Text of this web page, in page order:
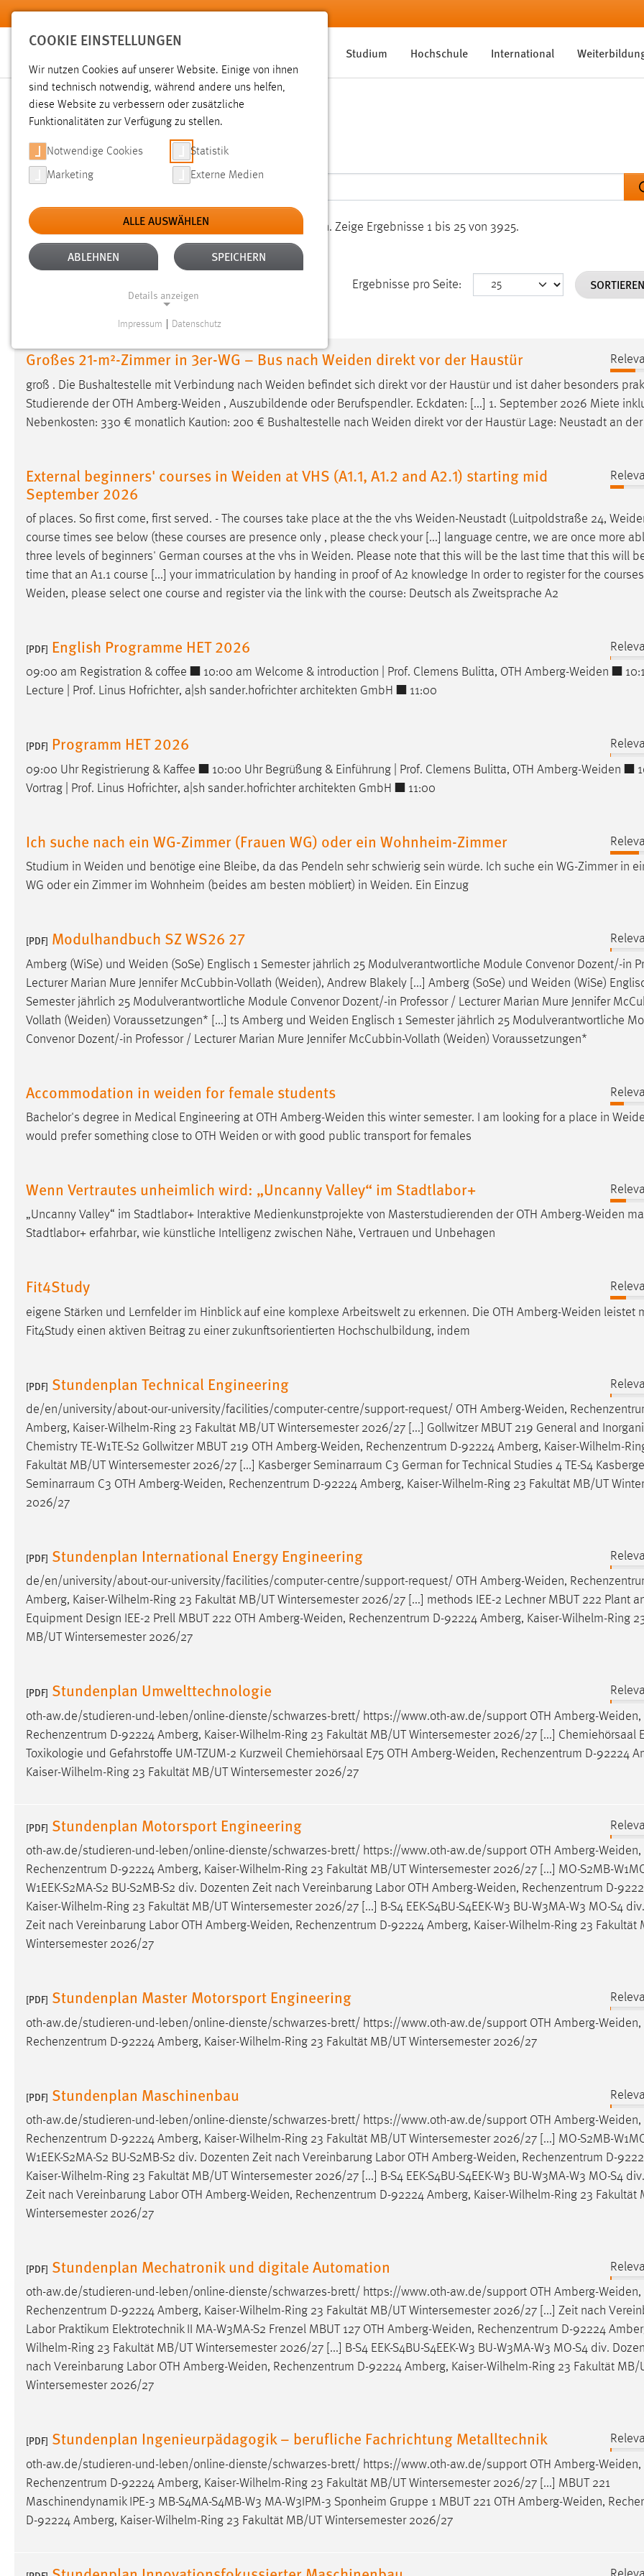
Zum Hauptinhalt springen
Studium Hochschule International
SUCHE
Gesucht nach "weide".Es wurden 3925 Ergebnisse gefunden. Zeige Ergebnisse 1 bis 25 von 3925.
Ergebnisse pro Seite:
Großes 21-m²-Zimmer in 3er-WG – Bus nach Weiden direkt vor der Haustür
groß . Die Bushaltestelle mit Verbindung nach Weiden befindet sich direkt vor der Haustür und ist daher besonders
Studierende der OTH Amberg-Weiden , Auszubildende oder Berufspendler. Eckdaten: [...] 1. September 2026 Miete
Nebenkosten: 330 € monatlich Kaution: 200 € Bushaltestelle nach Weiden direkt vor der Haustür Lage: Neustadt an
External beginners' courses in Weiden at VHS (A1.1, A1.2 and A2.1) starting mid
September 2026
of places. So first come, first served. - The courses take place at the the vhs Weiden-Neustadt (Luitpoldstraße 24,
course times see below (these courses are presence only , please check your [...] language centre, we are once more
three levels of beginners' German courses at the vhs in Weiden. Please note that this will be the last time that this will
time that an A1.1 course [...] your immatriculation by handing in proof of A2 knowledge In order to register for the
Weiden, please select one course and register via the link with the course: Deutsch als Zweitsprache A2
[PDF] English Programme HET 2026
09:00 am Registration & coffee ■ 10:00 am Welcome & introduction | Prof. Clemens Bulitta, OTH Amberg-Weiden ■
Lecture | Prof. Linus Hofrichter, a|sh sander.hofrichter architekten GmbH ■ 11:00
[PDF] Programm HET 2026
09:00 Uhr Registrierung & Kaffee ■ 10:00 Uhr Begrüßung & Einführung | Prof. Clemens Bulitta, OTH Amberg-Weiden ■
Vortrag | Prof. Linus Hofrichter, a|sh sander.hofrichter architekten GmbH ■ 11:00
Ich suche nach ein WG-Zimmer (Frauen WG) oder ein Wohnheim-Zimmer
Studium in Weiden und benötige eine Bleibe, da das Pendeln sehr schwierig sein würde. Ich suche ein WG-Zimmer in
WG oder ein Zimmer im Wohnheim (beides am besten möbliert) in Weiden. Ein Einzug
[PDF] Modulhandbuch SZ WS26 27
Amberg (WiSe) und Weiden (SoSe) Englisch 1 Semester jährlich 25 Modulverantwortliche Module Convenor Dozent/-in
Lecturer Marian Mure Jennifer McCubbin-Vollath (Weiden), Andrew Blakely [...] Amberg (SoSe) und Weiden (WiSe)
Semester jährlich 25 Modulverantwortliche Module Convenor Dozent/-in Professor / Lecturer Marian Mure Jennifer
Vollath (Weiden) Voraussetzungen* [...] ts Amberg und Weiden Englisch 1 Semester jährlich 25 Modulverantwortliche
Convenor Dozent/-in Professor / Lecturer Marian Mure Jennifer McCubbin-Vollath (Weiden) Voraussetzungen*
Accommodation in weiden for female students
Bachelor's degree in Medical Engineering at OTH Amberg-Weiden this winter semester. I am looking for a place in
would prefer something close to OTH Weiden or with good public transport for females
Wenn Vertrautes unheimlich wird: „Uncanny Valley“ im Stadtlabor+
„Uncanny Valley“ im Stadtlabor+ Interaktive Medienkunstprojekte von Masterstudierenden der OTH Amberg-Weiden
Stadtlabor+ erfahrbar, wie künstliche Intelligenz zwischen Nähe, Vertrauen und Unbehagen
Fit4Study
eigene Stärken und Lernfelder im Hinblick auf eine komplexe Arbeitswelt zu erkennen. Die OTH Amberg-Weiden leistet
Fit4Study einen aktiven Beitrag zu einer zukunftsorientierten Hochschulbildung, indem
[PDF] Stundenplan Technical Engineering
de/en/university/about-our-university/facilities/computer-centre/support-request/ OTH Amberg-Weiden,
Amberg, Kaiser-Wilhelm-Ring 23 Fakultät MB/UT Wintersemester 2026/27 [...] Gollwitzer MBUT 219 General and
Chemistry TE-W1TE-S2 Gollwitzer MBUT 219 OTH Amberg-Weiden, Rechenzentrum D-92224 Amberg, Kaiser-Wilhelm-
Fakultät MB/UT Wintersemester 2026/27 [...] Kasberger Seminarraum C3 German for Technical Studies 4 TE-S4
Seminarraum C3 OTH Amberg-Weiden, Rechenzentrum D-92224 Amberg, Kaiser-Wilhelm-Ring 23 Fakultät MB/UT
2026/27
[PDF] Stundenplan International Energy Engineering
de/en/university/about-our-university/facilities/computer-centre/support-request/ OTH Amberg-Weiden,
Amberg, Kaiser-Wilhelm-Ring 23 Fakultät MB/UT Wintersemester 2026/27 [...] methods IEE-2 Lechner MBUT 222 Plant
Equipment Design IEE-2 Prell MBUT 222 OTH Amberg-Weiden, Rechenzentrum D-92224 Amberg, Kaiser-Wilhelm-Ring
MB/UT Wintersemester 2026/27
[PDF] Stundenplan Umwelttechnologie
oth-aw.de/studieren-und-leben/online-dienste/schwarzes-brett/ https://www.oth-aw.de/support OTH Amberg-Weiden,
Rechenzentrum D-92224 Amberg, Kaiser-Wilhelm-Ring 23 Fakultät MB/UT Wintersemester 2026/27 [...] Chemiehörsaal
Toxikologie und Gefahrstoffe UM-TZUM-2 Kurzweil Chemiehörsaal E75 OTH Amberg-Weiden, Rechenzentrum D-92224
Kaiser-Wilhelm-Ring 23 Fakultät MB/UT Wintersemester 2026/27
[PDF] Stundenplan Motorsport Engineering
oth-aw.de/studieren-und-leben/online-dienste/schwarzes-brett/ https://www.oth-aw.de/support OTH Amberg-Weiden,
Rechenzentrum D-92224 Amberg, Kaiser-Wilhelm-Ring 23 Fakultät MB/UT Wintersemester 2026/27 [...] MO-S2MB-
W1EEK-S2MA-S2 BU-S2MB-S2 div. Dozenten Zeit nach Vereinbarung Labor OTH Amberg-Weiden, Rechenzentrum D-
Kaiser-Wilhelm-Ring 23 Fakultät MB/UT Wintersemester 2026/27 [...] B-S4 EEK-S4BU-S4EEK-W3 BU-W3MA-W3 MO-S4
Zeit nach Vereinbarung Labor OTH Amberg-Weiden, Rechenzentrum D-92224 Amberg, Kaiser-Wilhelm-Ring 23 Fakultät
Wintersemester 2026/27
[PDF] Stundenplan Master Motorsport Engineering
oth-aw.de/studieren-und-leben/online-dienste/schwarzes-brett/ https://www.oth-aw.de/support OTH Amberg-Weiden,
Rechenzentrum D-92224 Amberg, Kaiser-Wilhelm-Ring 23 Fakultät MB/UT Wintersemester 2026/27
[PDF] Stundenplan Maschinenbau
oth-aw.de/studieren-und-leben/online-dienste/schwarzes-brett/ https://www.oth-aw.de/support OTH Amberg-Weiden,
Rechenzentrum D-92224 Amberg, Kaiser-Wilhelm-Ring 23 Fakultät MB/UT Wintersemester 2026/27 [...] MO-S2MB-
W1EEK-S2MA-S2 BU-S2MB-S2 div. Dozenten Zeit nach Vereinbarung Labor OTH Amberg-Weiden, Rechenzentrum D-
Kaiser-Wilhelm-Ring 23 Fakultät MB/UT Wintersemester 2026/27 [...] B-S4 EEK-S4BU-S4EEK-W3 BU-W3MA-W3 MO-S4
Zeit nach Vereinbarung Labor OTH Amberg-Weiden, Rechenzentrum D-92224 Amberg, Kaiser-Wilhelm-Ring 23 Fakultät
Wintersemester 2026/27
[PDF] Stundenplan Mechatronik und digitale Automation
oth-aw.de/studieren-und-leben/online-dienste/schwarzes-brett/ https://www.oth-aw.de/support OTH Amberg-Weiden,
Rechenzentrum D-92224 Amberg, Kaiser-Wilhelm-Ring 23 Fakultät MB/UT Wintersemester 2026/27 [...] Zeit nach
Labor Praktikum Elektrotechnik II MA-W3MA-S2 Frenzel MBUT 127 OTH Amberg-Weiden, Rechenzentrum D-92224
Wilhelm-Ring 23 Fakultät MB/UT Wintersemester 2026/27 [...] B-S4 EEK-S4BU-S4EEK-W3 BU-W3MA-W3 MO-S4 div.
nach Vereinbarung Labor OTH Amberg-Weiden, Rechenzentrum D-92224 Amberg, Kaiser-Wilhelm-Ring 23 Fakultät MB/
Wintersemester 2026/27
[PDF] Stundenplan Ingenieurpädagogik – berufliche Fachrichtung Metalltechnik
oth-aw.de/studieren-und-leben/online-dienste/schwarzes-brett/ https://www.oth-aw.de/support OTH Amberg-Weiden,
Rechenzentrum D-92224 Amberg, Kaiser-Wilhelm-Ring 23 Fakultät MB/UT Wintersemester 2026/27 [...] MBUT 221
Maschinendynamik IPE-3 MB-S4MA-S4MB-W3 MA-W3IPM-3 Sponheim Gruppe 1 MBUT 221 OTH Amberg-Weiden,
D-92224 Amberg, Kaiser-Wilhelm-Ring 23 Fakultät MB/UT Wintersemester 2026/27
COOKIE EINSTELLUNGEN
Wir nutzen Cookies auf unserer Website. Einige von ihnen
sind technisch notwendig, während andere uns helfen,
diese Website zu verbessern oder zusätzliche
Funktionalitäten zur Verfügung zu stellen.
Notwendige Cookies Statistik
Marketing Externe Medien
ALLE AUSWÄHLEN
ABLEHNEN SPEICHERN
Details anzeigen
Notwendige Cookies ermöglichen grundlegende
Einverständnis
Zweck:
Dieser Cookie speichert die
ausgewählten Einverständnis-Optionen
des Benutzers
Cookie Laufzeit: 1 Jahr
Performance
Zweck:
Für performante Seitenauslieferung wird
in diesem Cookie gespeichert, ob man
eingeloggt ist.
Name: site-language-preference
Zweck:
Das Cookie speichert die gewählte
Sprache der Website.
Name:
MibewSessionID, MIBEW_UserID,
Zweck:
Wird benötigt um die Chatfunktion
Cookie Laufzeit: MibewSessionID, mibew-chat-frame-
style-5e9dbeb1811c0446 =
Sitzungslaufzeit, mibew_locale = 3
Jahre, MIBEW_UserID = 1 Jahr
Name: fe_user, be_user, be_lastLoginProvider
Dieser Cookie ist notwendig um sich an
der Website einloggen zu können.
STATISTIK
unsere Besucher unsere Website nutzen.
Matomo
Cookie Laufzeit: Max. 13 Monate
MARKETING
Marketing Cookies werden von Drittanbietern
verwendet, um personalisierte Werbung anzuzeigen.
Name: _gcl_au
Anbieter: Google Ireland Limited
Facebook Pixel
Name: _fbp
Anbieter: Facebook
Cookie Laufzeit: 3 Monate
EXTERNE MEDIEN
Um Inhalte von Videoplattformen und Social Media
Plattformen anzeigen zu können, werden von diesen
externen Medien Cookies gesetzt.
Vimeo
Impressum Datenschutz